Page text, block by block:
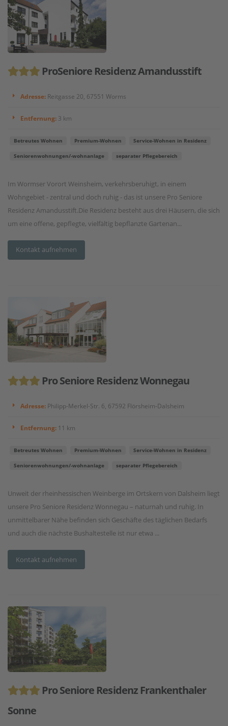
ProSeniore Residenz Amandusstift
Adresse: Reitgasse 20, 67551 Worms
Entfernung: 3 km
Betreutes Wohnen Premium-Wohnen Service-Wohnen in Residenz
Seniorenwohnungen/-wohnanlage separater Pflegebereich
Im Wormser Vorort Weinsheim, verkehrsberuhigt, in einem
Wohngebiet - zentral und doch ruhig - das ist unsere Pro Seniore
Residenz Amandusstift.Die Residenz besteht aus drei Häusern, die sich
um eine offene, gepflegte, vielfältig bepflanzte Gartenan...
Kontakt aufnehmen
Pro Seniore Residenz Wonnegau
Adresse: Philipp-Merkel-Str. 6, 67592 Flörsheim-Dalsheim
Entfernung: 11 km
Betreutes Wohnen Premium-Wohnen Service-Wohnen in Residenz
Seniorenwohnungen/-wohnanlage separater Pflegebereich
Unweit der rheinhessischen Weinberge im Ortskern von Dalsheim liegt
unsere Pro Seniore Residenz Wonnegau – naturnah und ruhig. In
unmittelbarer Nähe befinden sich Geschäfte des täglichen Bedarfs
und auch die nächste Bushaltestelle ist nur etwa ...
Kontakt aufnehmen
Pro Seniore Residenz Frankenthaler
Sonne